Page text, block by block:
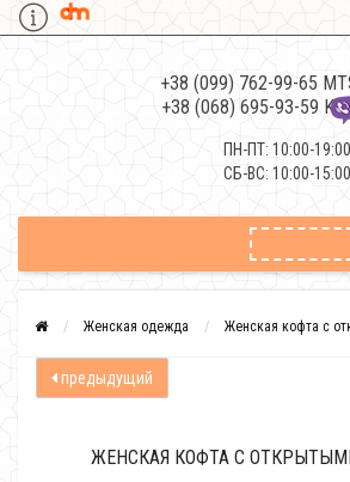
+38 (099) 762-99-65
+38 (068) 695-93-59
ПН-ПТ: 10:00-19:00
СБ-ВС: 10:00-15:00
Женская одежда Женская кофта с
предыдущий
ЖЕНСКАЯ КОФТА С